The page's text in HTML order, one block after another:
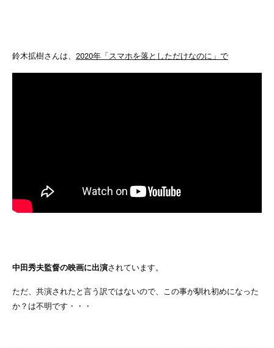
鈴木拡樹さんは、 2020年「スマホを落としただけなのに」で
中田秀夫監督の映画に出演されています。
ただ、共演されたと言う訳ではないので、この事が馴れ初めになった
か？は不明です・・・